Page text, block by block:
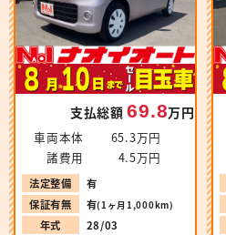
支払総額69.8万円
車両本体
65.3万円
諸費用
4.5万円
法定整備
有
保証有無
有(1ヶ月1,000km)
年式
28/03